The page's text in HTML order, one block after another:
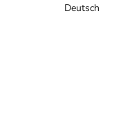
Deutsch